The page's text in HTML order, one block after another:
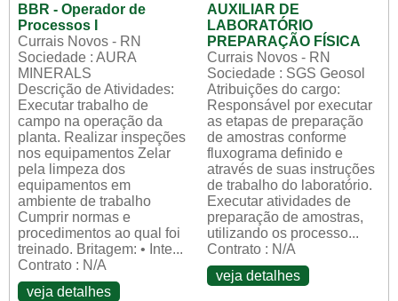
BBR - Operador de
Processos I
Currais Novos - RN
Sociedade : AURA
MINERALS
Descrição de Atividades:
Executar trabalho de
campo na operação da
planta. Realizar inspeções
nos equipamentos Zelar
pela limpeza dos
equipamentos em
ambiente de trabalho
Cumprir normas e
procedimentos ao qual foi
treinado. Britagem: • Inte...
Contrato : N/A
veja detalhes
AUXILIAR DE
LABORATÓRIO
PREPARAÇÃO FÍSICA
Currais Novos - RN
Sociedade : SGS Geosol
Atribuições do cargo:
Responsável por executar
as etapas de preparação
de amostras conforme
fluxograma definido e
através de suas instruções
de trabalho do laboratório.
Executar atividades de
preparação de amostras,
utilizando os processo...
Contrato : N/A
veja detalhes